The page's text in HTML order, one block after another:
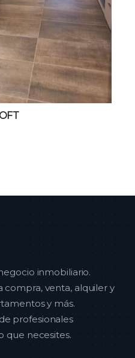
inmobiliario.
compra, venta, alquiler y
y más.
profesionales
que necesites.